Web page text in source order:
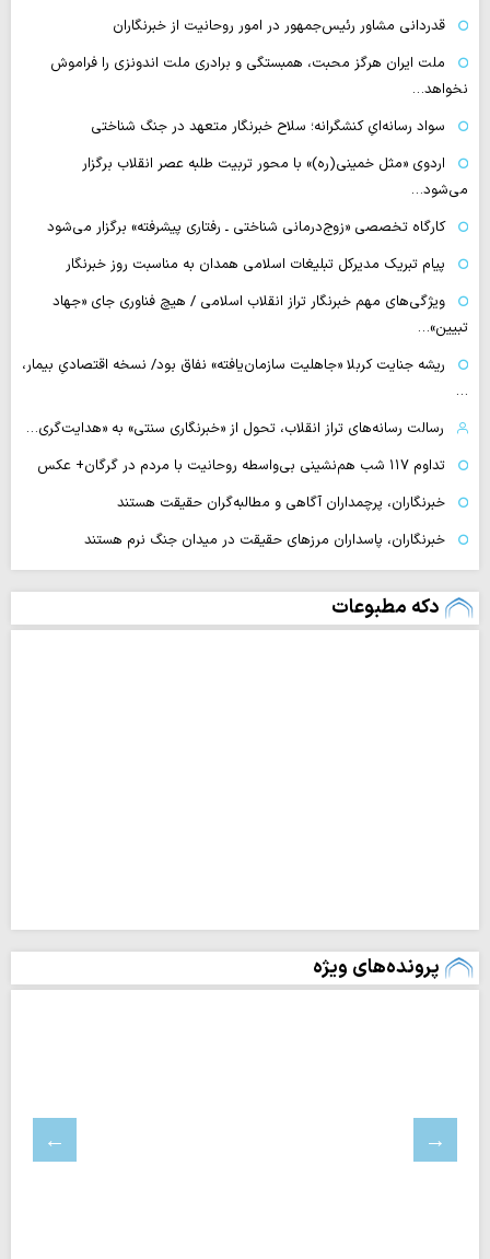
قدردانی مشاور رئیس‌جمهور در امور روحانیت از خبرنگاران
ملت ایران هرگز محبت، همبستگی و برادری ملت اندونزی را فراموش
نخواهد…
سواد رسانه‌ایِ کنشگرانه؛ سلاح خبرنگار متعهد در جنگ شناختی
اردوی «مثل خمینی(ره)» با محور تربیت طلبه عصر انقلاب برگزار
می‌شود…
کارگاه تخصصی «زوج‌درمانی شناختی ـ رفتاری پیشرفته» برگزار می‌شود
پیام تبریک مدیرکل تبلیغات اسلامی همدان به مناسبت روز خبرنگار
ویژگی‌های مهم خبرنگار تراز انقلاب اسلامی / هیچ فناوری‌ جای «جهاد
تبیین»…
ریشه جنایت کربلا «جاهلیت سازمان‌یافته» نفاق بود/ نسخه اقتصادیِ بیمار،
…
رسالت رسانه‌های تراز انقلاب، تحول از «خبرنگاری سنتی» به «هدایت‌گری…
تداوم ۱۱۷ شب هم‌نشینی بی‌واسطه روحانیت با مردم در گرگان+ عکس
خبرنگاران، پرچمداران آگاهی و مطالبه‌گران حقیقت هستند
خبرنگاران، پاسداران مرزهای حقیقت در میدان جنگ نرم هستند
دکه مطبوعات
پرونده‌های ویژه